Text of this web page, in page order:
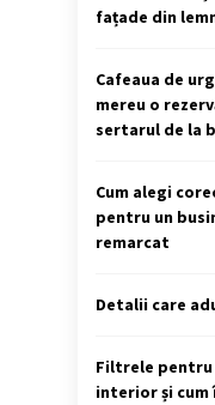
fațade din
Cafeaua de
mereu o
sertarul de la
Cum alegi
pentru un
remarcat
Detalii care
Filtrele pentru
interior și cum